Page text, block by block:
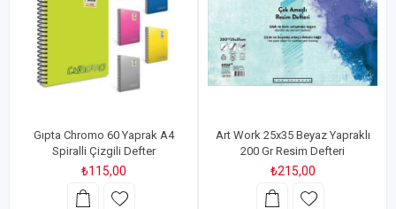
Gıpta Chromo 60 Yaprak A4
Spiralli Çizgili Defter
₺115,00
Art Work 25x35 Beyaz Yapraklı
200 Gr Resim Defteri
₺215,00